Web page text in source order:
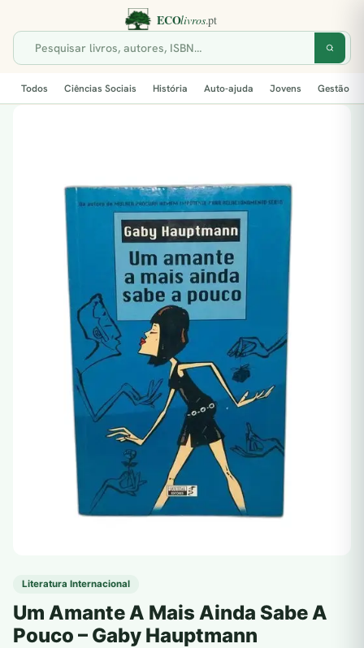
Todos Ciências Sociais História Auto-ajuda Jovens Gestão
Literatura Internacional
Um Amante A Mais Ainda Sabe A
Pouco – Gaby Hauptmann